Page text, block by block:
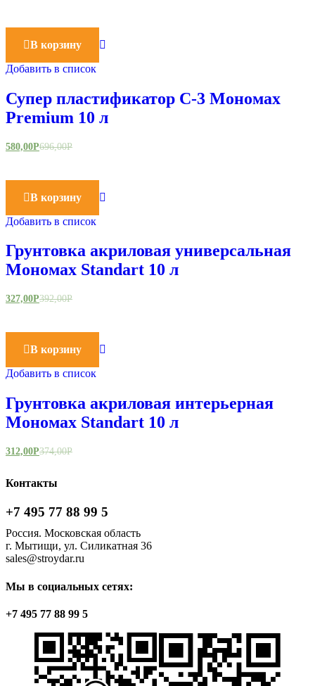
В корзину
Добавить в список
Супер пластификатор С-3 Мономах
Premium 10 л
580,00Р696,00Р
В корзину
Добавить в список
Грунтовка акриловая универсальная
Мономах Standart 10 л
327,00Р392,00Р
В корзину
Добавить в список
Грунтовка акриловая интерьерная
Мономах Standart 10 л
312,00Р374,00Р
Контакты
+7 495 77 88 99 5
Россия. Московская область
г. Мытищи, ул. Силикатная 36
sales@stroydar.ru
Мы в социальных сетях:
+7 495 77 88 99 5